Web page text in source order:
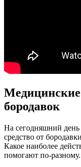
бородавок
На сегодняшний день
средство от
Какое наиболее
помогают по-разному.